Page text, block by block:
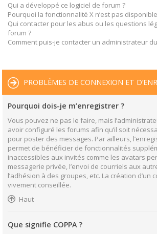
Qui a développé ce logiciel de forum ?
Pourquoi la fonctionnalité X n’est pas
Qui contacter pour les abus ou les questions
forum ?
Comment puis-je contacter un administrateur
PROBLÈMES DE CONNEXION ET
Pourquoi dois-je m’enregistrer ?
Vous pouvez ne pas le faire, mais
avoir configuré les forums afin qu’il soit
pour poster des messages. Par ailleurs,
permet de bénéficier de fonctionnalités
inaccessibles aux invités comme les avatars
messagerie privée, l’envoi de courriels aux
l’adhésion à des groupes, etc. La création d’un
vivement conseillée.
Haut
Que signifie COPPA ?